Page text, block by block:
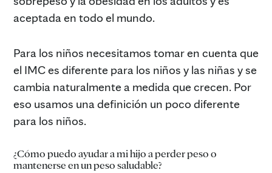
aceptada en todo el mundo.
Para los niños necesitamos tomar en cuenta que
el IMC es diferente para los niños y las niñas y se
cambia naturalmente a medida que crecen. Por
eso usamos una definición un poco diferente
para los niños.
¿Cómo puedo ayudar a mi hijo a perder peso o
mantenerse en un peso saludable?